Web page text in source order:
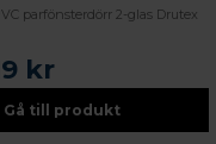
parfönsterdörr 2-glas Drutex
kr
Gå till produkt